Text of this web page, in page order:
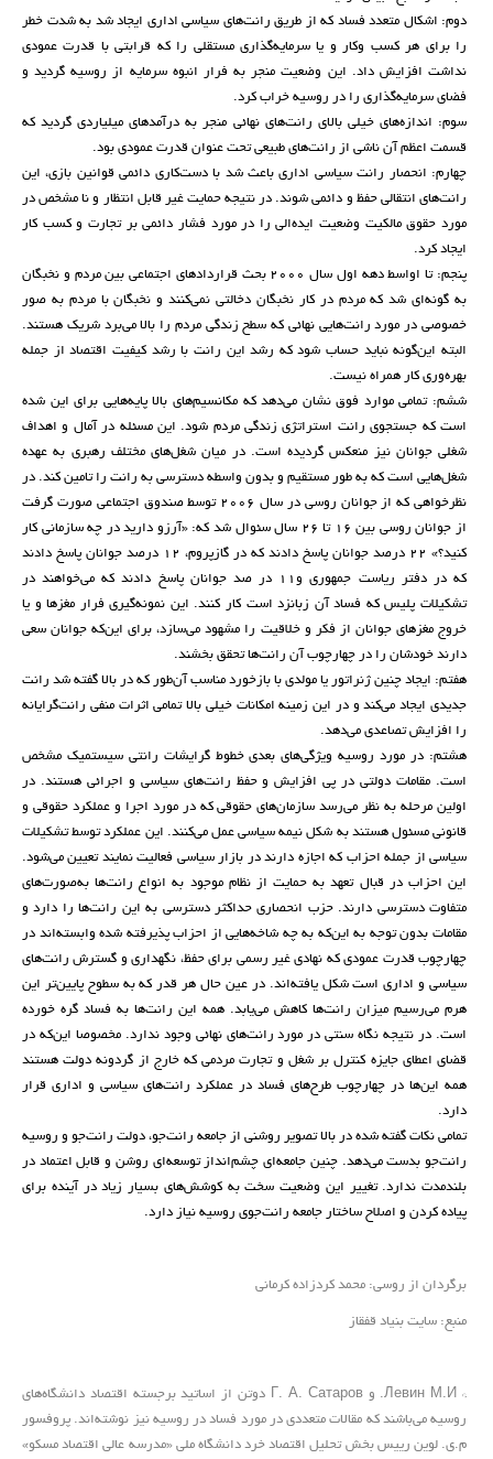
دوم: اشکال متعدد فساد که از طریق رانت‌های سیاسی اداری ایجاد شد به شدت خطر
را برای هر کسب وکار و یا سرمایه‌گذاری مستقلی را که قرابتی با قدرت عمودی
نداشت افزایش داد. این وضعیت منجر به فرار انبوه سرمایه از روسیه گردید و
فضای سرمایه‌گذاری را در روسیه خراب کرد.
سوم: اندازه‌های خیلی بالای رانت‌های نهائی منجر به درآمدهای میلیاردی گردید که
قسمت اعظم آن ناشی از رانت‌های طبیعی تحت عنوان قدرت عمودی بود.
چهارم: انحصار رانت سیاسی اداری باعث شد با دست‌کاری دائمی قوانین بازی، این
رانت‌های انتقالی حفظ و دائمی شوند. در نتیجه حمایت غیر قابل انتظار و نا مشخص در
مورد حقوق مالکیت وضعیت ایده‌الی را در مورد فشار دائمی بر تجارت و کسب کار
ایجاد کرد.
پنجم: تا اواسط دهه اول سال 2000 بحث قراردادهای اجتماعی بین مردم و نخبگان
به گونه‌ای شد که مردم در کار نخبگان دخالتی نمی‌کنند و نخبگان با مردم به صور
خصوصی در مورد رانت‌هایی نهائی که سطح زندگی مردم را بالا می‌برد شریک هستند.
البته این‌گونه نباید حساب شود که رشد این رانت با رشد کیفیت اقتصاد از جمله
بهره‌وری کار همراه نیست.
ششم: تمامی موارد فوق نشان می‌دهد که مکانسیم‌های بالا پایه‌هایی برای این شده
است که جستجوی رانت استراتژی زندگی مردم شود. این مسئله در آمال و اهداف
شغلی جوانان نیز منعکس گردیده است. در میان شغل‌های مختلف رهبری به عهده
شغل‌هایی است که به طور مستقیم و بدون واسطه دسترسی به رانت را تامین کند. در
نظرخواهی که از جوانان روسی در سال 2006 توسط صندوق اجتماعی صورت گرفت
از جوانان روسی بین 16 تا 26 سال سئوال شد که: «آرزو دارید در چه سازمانی کار
کنید؟» 22 درصد جوانان پاسخ دادند که در گازپروم، 12 درصد جوانان پاسخ دادند
که در دفتر ریاست جمهوری و11 در صد جوانان پاسخ دادند که می‌خواهند در
تشکیلات پلیس که فساد آن زبانزد است کار کنند. این نمونه‌گیری فرار مغزها و یا
خروج مغزهای جوانان از فکر و خلاقیت را مشهود می‌سازد، برای این‌که جوانان سعی
دارند خودشان را در چهارچوب آن رانت‌ها تحقق بخشند.
هفتم: ایجاد چنین ژنراتور یا مولدی با بازخورد مناسب آن‌طور که در بالا گفته شد رانت
جدیدی ایجاد می‌کند و در این زمینه امکانات خیلی بالا تمامی اثرات منفی رانت‌گرایانه
را افزایش تصاعدی می‌دهد.
هشتم: در مورد روسیه ویژگی‌های بعدی خطوط گرایشات رانتی سیستمیک مشخص
است. مقامات دولتی در پی افزایش و حفظ رانت‌های سیاسی و اجرائی هستند. در
اولین مرحله به نظر می‌رسد سازمان‌های حقوقی که در مورد اجرا و عملکرد حقوقی و
قانونی مسئول هستند به شکل نیمه سیاسی عمل می‌کنند. این عملکرد توسط تشکیلات
سیاسی از جمله احزاب که اجازه دارند در بازار سیاسی فعالیت نمایند تعیین می‌شود.
این احزاب در قبال تعهد به حمایت از نظام موجود به انواع رانت‌ها به‌صورت‌های
متفاوت دسترسی دارند. حزب انحصاری حداکثر دسترسی به این رانت‌ها را دارد و
مقامات بدون توجه به این‌که به چه شاخه‌هایی از احزاب پذیرفته شده وابسته‌اند در
چهارچوب قدرت عمودی که نهادی غیر رسمی برای حفظ، نگهداری و گسترش رانت‌های
سیاسی و اداری است شکل یافته‌اند. در عین حال هر قدر که به سطوح پایین‌تر این
هرم می‌رسیم میزان رانت‌ها کاهش می‌یابد. همه این رانت‌ها به فساد گره خورده
است. در نتیجه نگاه سنتی در مورد رانت‌های نهائی وجود ندارد. مخصوصا این‌که در
قضای اعطای جایزه کنترل بر شغل و تجارت مردمی که خارج از گردونه دولت هستند
همه این‌ها در چهارچوب طرح‌های فساد در عملکرد رانت‌های سیاسی و اداری قرار
دارد.
تمامی نکات گفته شده در بالا تصویر روشنی از جامعه رانت‌جو، دولت رانت‌جو و روسیه
رانت‌جو بدست می‌دهد. چنین جامعه‌ای چشم‌انداز توسعه‌ای روشن و قابل اعتماد در
بلندمدت ندارد. تغییر این وضعیت سخت به کوشش‌های بسیار زیاد در آینده برای
پیاده کردن و اصلاح ساختار جامعه رانت‌جوی روسیه نیاز دارد.
برگردان از روسی: محمد کردزاده کرمانی
منبع: سایت بنیاد قفقاز
* Левин М.И. و Г. А. Сатаров دوتن از اساتید برجسته اقتصاد دانشگاه‌های
روسیه می‌باشند که مقالات متعددی در مورد فساد در روسیه نیز نوشته‌اند. پروفسور
م.ی. لوین رییس بخش تحلیل اقتصاد خرد دانشگاه ملی «مدرسه عالی اقتصاد مسکو»